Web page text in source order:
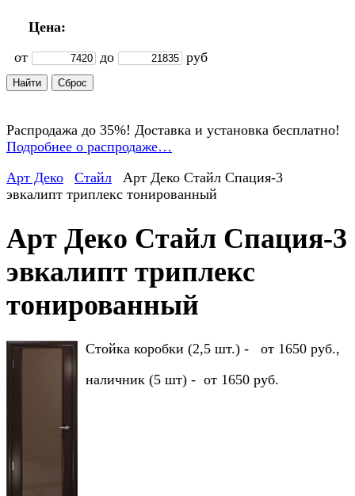
Цена:
от
до руб
Распродажа до 35%! Доставка и установка бесплатно!
Подробнее о распродаже…
Арт Деко
Стайл
Арт Деко Стайл Спация-3
эвкалипт триплекс тонированный
Арт Деко Стайл Спация-3
эвкалипт триплекс
тонированный
Стойка коробки (2,5 шт.) - от 1650 руб.,
наличник (5 шт) - от 1650 руб.